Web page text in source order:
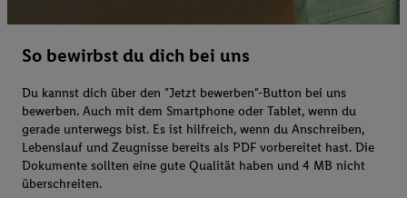
So bewirbst du dich bei uns
Du kannst dich über den "Jetzt bewerben"-Button bei uns
bewerben. Auch mit dem Smartphone oder Tablet, wenn du
gerade unterwegs bist. Es ist hilfreich, wenn du Anschreiben,
Lebenslauf und Zeugnisse bereits als PDF vorbereitet hast. Die
Dokumente sollten eine gute Qualität haben und 4 MB nicht
überschreiten.